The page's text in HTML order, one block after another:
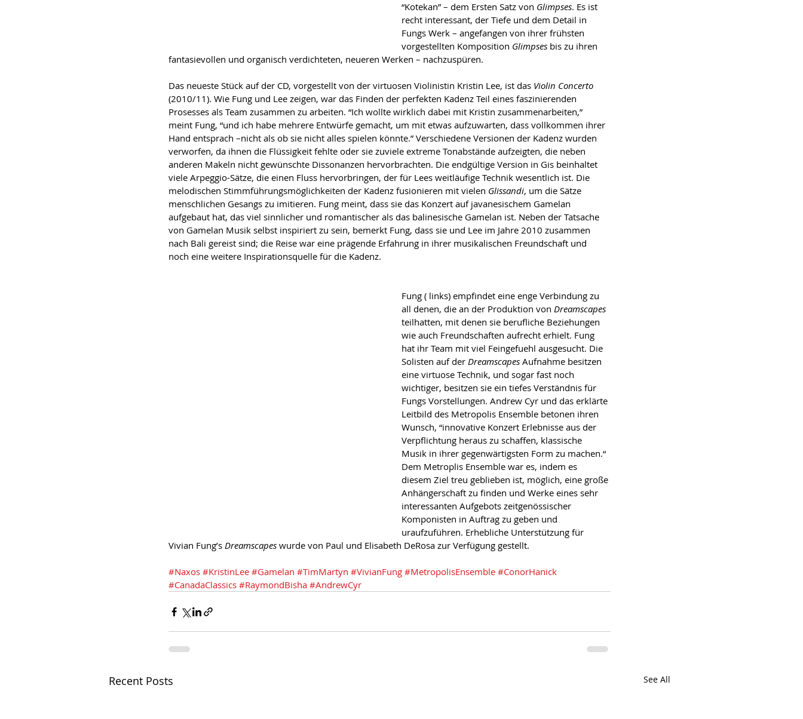
“Kotekan” – dem Ersten Satz von Glimpses. Es ist
recht interessant, der Tiefe und dem Detail in
Fungs Werk – angefangen von ihrer frühsten
vorgestellten Komposition Glimpses bis zu ihren
fantasievollen und organisch verdichteten, neueren Werken – nachzuspüren.
Das neueste Stück auf der CD, vorgestellt von der virtuosen Violinistin Kristin Lee, ist das Violin Concerto
(2010/11). Wie Fung und Lee zeigen, war das Finden der perfekten Kadenz Teil eines faszinierenden
Prosesses als Team zusammen zu arbeiten. “Ich wollte wirklich dabei mit Kristin zusammenarbeiten,”
meint Fung, “und ich habe mehrere Entwürfe gemacht, um mit etwas aufzuwarten, dass vollkommen ihrer
Hand entsprach –nicht als ob sie nicht alles spielen könnte.” Verschiedene Versionen der Kadenz wurden
verworfen, da ihnen die Flüssigkeit fehlte oder sie zuviele extreme Tonabstände aufzeigten, die neben
anderen Makeln nicht gewünschte Dissonanzen hervorbrachten. Die endgültige Version in Gis beinhaltet
viele Arpeggio-Sätze, die einen Fluss hervorbringen, der für Lees weitläufige Technik wesentlich ist. Die
melodischen Stimmführungsmöglichkeiten der Kadenz fusionieren mit vielen Glissandi, um die Sätze
menschlichen Gesangs zu imitieren. Fung meint, dass sie das Konzert auf javanesischem Gamelan
aufgebaut hat, das viel sinnlicher und romantischer als das balinesische Gamelan ist. Neben der Tatsache
von Gamelan Musik selbst inspiriert zu sein, bemerkt Fung, dass sie und Lee im Jahre 2010 zusammen
nach Bali gereist sind; die Reise war eine prägende Erfahrung in ihrer musikalischen Freundschaft und
noch eine weitere Inspirationsquelle für die Kadenz.
Fung ( links) empfindet eine enge Verbindung zu
all denen, die an der Produktion von Dreamscapes
teilhatten, mit denen sie berufliche Beziehungen
wie auch Freundschaften aufrecht erhielt. Fung
hat ihr Team mit viel Feingefuehl ausgesucht. Die
Solisten auf der Dreamscapes Aufnahme besitzen
eine virtuose Technik, und sogar fast noch
wichtiger, besitzen sie ein tiefes Verständnis für
Fungs Vorstellungen. Andrew Cyr und das erklärte
Leitbild des Metropolis Ensemble betonen ihren
Wunsch, “innovative Konzert Erlebnisse aus der
Verpflichtung heraus zu schaffen, klassische
Musik in ihrer gegenwärtigsten Form zu machen.“
Dem Metroplis Ensemble war es, indem es
diesem Ziel treu geblieben ist, möglich, eine große
Anhängerschaft zu finden und Werke eines sehr
interessanten Aufgebots zeitgenössischer
Komponisten in Auftrag zu geben und
uraufzuführen. Erhebliche Unterstützung für
Vivian Fung’s Dreamscapes wurde von Paul und Elisabeth DeRosa zur Verfügung gestellt.
#Naxos #KristinLee #Gamelan #TimMartyn #VivianFung #MetropolisEnsemble #ConorHanick
#CanadaClassics #RaymondBisha #AndrewCyr
Recent Posts See All